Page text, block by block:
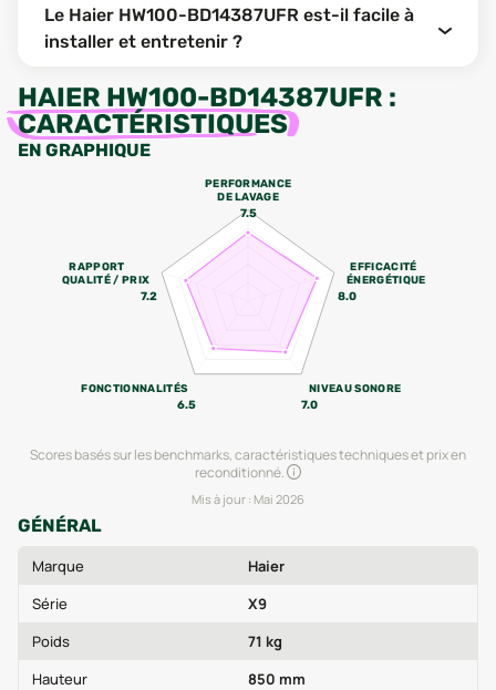
Le Haier HW100-BD14387UFR est-il facile à
installer et entretenir ?
HAIER HW100-BD14387UFR :
CARACTÉRISTIQUES
EN GRAPHIQUE
PERFORMANCE
DE LAVAGE
7.5
EFFICACITÉ
ÉNERGÉTIQUE
8.0
NIVEAU SONORE
7.0
FONCTIONNALITÉS
6.5
RAPPORT
QUALITÉ / PRIX
7.2
Scores basés sur les benchmarks, caractéristiques techniques et prix en
reconditionné.
Mis à jour : Mai 2026
GÉNÉRAL
Marque
Haier
Série
X9
Poids
71 kg
Hauteur
850 mm